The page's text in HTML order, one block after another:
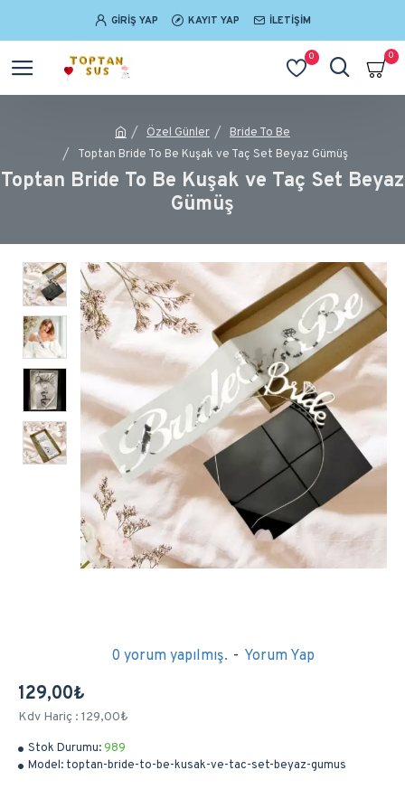
GIRIŞ YAP KAYIT YAP İLETIŞIM
0 0
Özel Günler
Bride To Be
Toptan Bride To Be Kuşak ve Taç Set Beyaz Gümüş
Toptan Bride To Be Kuşak ve Taç Set Beyaz
Gümüş
Stok Durumu: 989
Model: toptan-bride-to-be-kusak-ve-tac-set-beyaz-gumus
0 yorum yapılmış. - Yorum Yap
129,00₺
Kdv Hariç : 129,00₺